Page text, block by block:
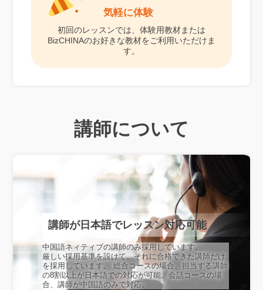
気軽に体験
初回のレッスンでは、体験用教材または
BizCHINAのお好きな教材をご利用いただけま
す。
講師について
講師が日本語でレッスン対応可能
中国語ネィティブの講師のみ採用しています。
厳しい採用基準を設けて、それに合格できた講師だけ
を採用しています。 総合コースの場合、担当する講師
の8割以上が日本語での対応が可能。会話コースの場
合、講師が中国語のみで対応。